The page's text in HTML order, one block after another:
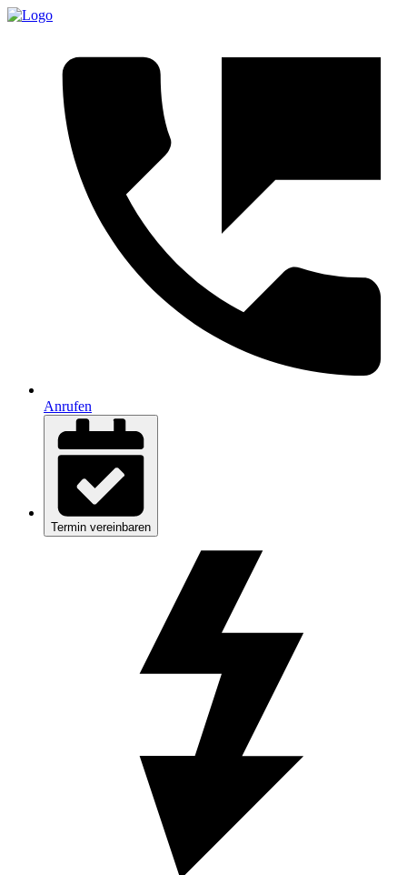
Anrufen
Termin vereinbaren